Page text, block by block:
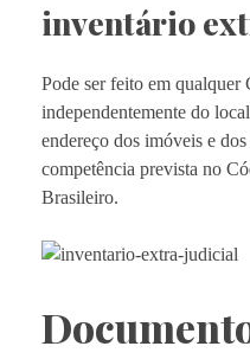
inventário
Pode ser feito em qualquer
independentemente do
endereço dos imóveis e
competência prevista no
Brasileiro.